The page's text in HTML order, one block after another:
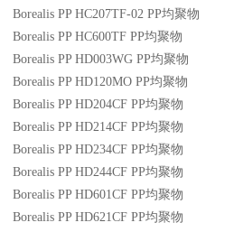
Borealis PP HC207TF-02 PP均聚物
Borealis PP HC600TF PP均聚物
Borealis PP HD003WG PP均聚物
Borealis PP HD120MO PP均聚物
Borealis PP HD204CF PP均聚物
Borealis PP HD214CF PP均聚物
Borealis PP HD234CF PP均聚物
Borealis PP HD244CF PP均聚物
Borealis PP HD601CF PP均聚物
Borealis PP HD621CF PP均聚物